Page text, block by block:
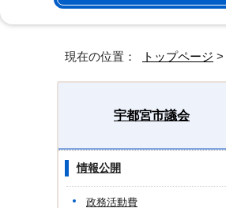
現在の位置： トップページ >
宇都宮市議会
情報公開
政務活動費